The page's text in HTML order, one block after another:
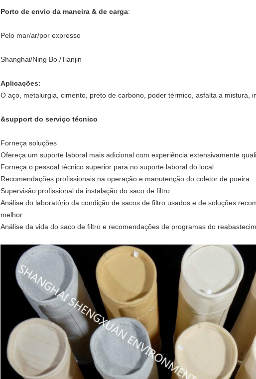
Porto de envio da maneira & de carga:
Pelo mar/ar/por expresso
Shanghai/Ning Bo /Tianjin
Aplicações:
O aço, metalurgia, cimento, preto de carbono, poder térmico, asfalta a mistura,
&support do serviço técnico
Forneça soluções
Ofereça um suporte laboral mais adicional com experiência extensivamente
Forneça o pessoal técnico superior para no suporte laboral do local
Recomendações profissionais na operação e manutenção do coletor de poeira
Supervisão profissional da instalação do saco de filtro
Análise do laboratório da condição de sacos de filtro usados e de soluções
melhor
Análise da vida do saco de filtro e recomendações de programas do